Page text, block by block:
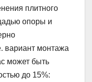
плитного
опоры и
вариант монтажа
может быть
до 15%: